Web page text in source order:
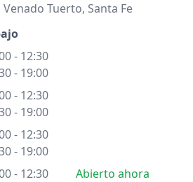
Venado Tuerto, Santa Fe
- 12:30
- 19:00
- 12:30
- 19:00
- 12:30
- 19:00
- 12:30
Abierto ahora